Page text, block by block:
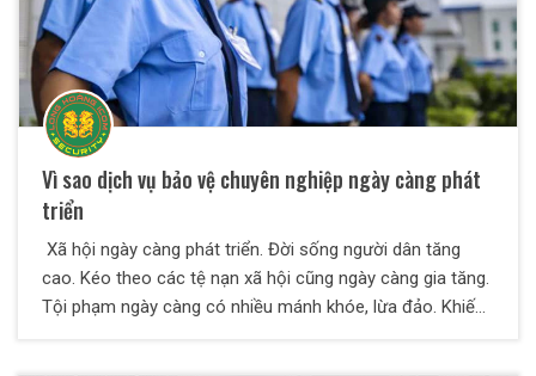
Vì sao dịch vụ bảo vệ chuyên nghiệp ngày càng phát
triển
Xã hội ngày càng phát triển. Đời sống người dân tăng
cao. Kéo theo các tệ nạn xã hội cũng ngày càng gia tăng.
Tội phạm ngày càng có nhiều mánh khóe, lừa đảo. Khiến